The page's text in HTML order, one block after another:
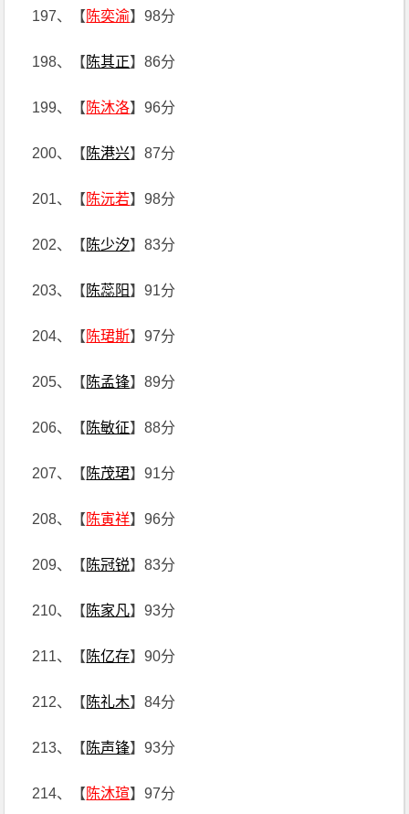
197、【 陈奕渝】98分
198、【 陈其正】86分
199、【 陈沐洛】96分
200、【 陈港兴】87分
201、【 陈沅若】98分
202、【 陈少汐】83分
203、【 陈蕊阳】91分
204、【 陈珺斯】97分
205、【 陈孟锋】89分
206、【 陈敏征】88分
207、【 陈茂珺】91分
208、【 陈寅祥】96分
209、【 陈冠锐】83分
210、【 陈家凡】93分
211、【 陈亿存】90分
212、【 陈礼木】84分
213、【 陈声锋】93分
214、【 陈沐瑄】97分